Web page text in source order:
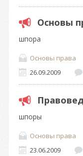
Основы
шпора
Основы права
26.09.2009
шпоры
Основы права
23.06.2009